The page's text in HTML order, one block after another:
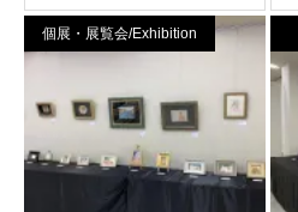
個展・展覧会/Exhibition